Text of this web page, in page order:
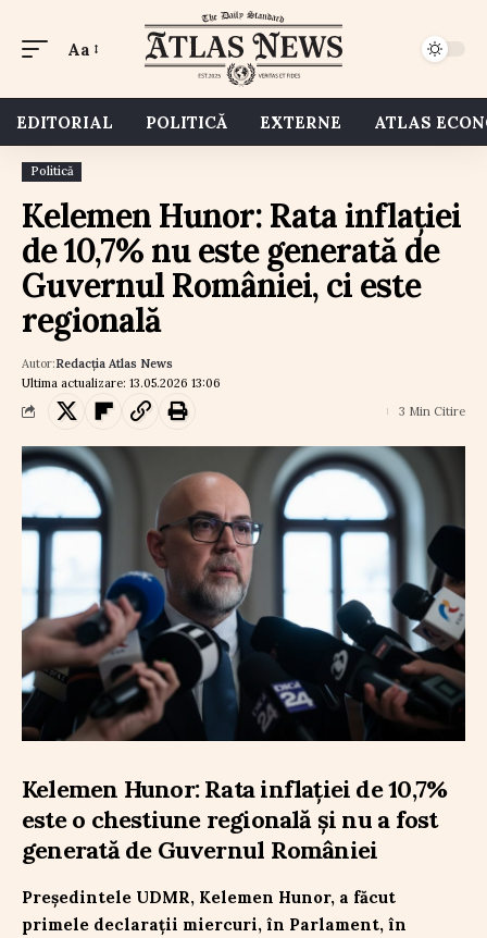
Aa
EDITORIAL POLITICĂ EXTERNE ATLAS
Politică
Kelemen Hunor: Rata inflației
de 10,7% nu este generată de
Guvernul României, ci este
regională
Ultima actualizare: 13.05.2026 13:06
Autor:Redacția Atlas News
3 Min Citire
Kelemen Hunor: Rata inflației de 10,7%
este o chestiune regională și nu a fost
generată de Guvernul României
Președintele UDMR, Kelemen Hunor, a făcut
primele declarații miercuri, în Parlament, în